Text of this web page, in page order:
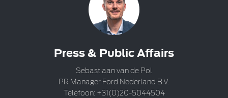
Press & Public Affairs
Sebastiaan van de Pol
PR Manager Ford Nederland B.V.
Telefoon: +31(0)20-5044504